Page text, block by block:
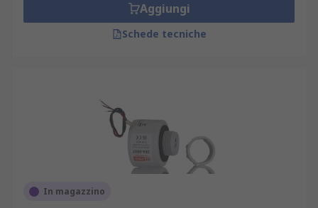
Aggiungi
Schede tecniche
In magazzino